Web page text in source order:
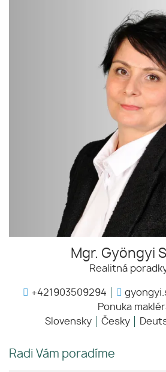
Mgr. Gyöngyi
Realitná
+421903509294
Ponuka
Slovensky
Česky
Radi Vám poradíme